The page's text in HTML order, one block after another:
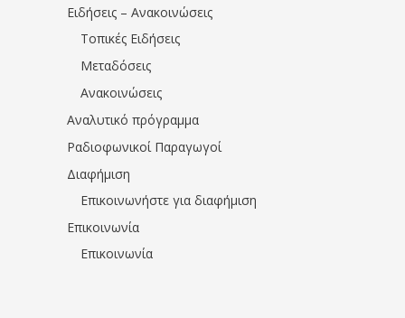
Ειδήσεις – Ανακοινώσεις
Τοπικές Ειδήσεις
Μεταδόσεις
Ανακοινώσεις
Αναλυτικό πρόγραμμα
Ραδιοφωνικοί Παραγωγοί
Διαφήμιση
Επικοινωνήστε για διαφήμιση
Επικοινωνία
Επικοινωνία